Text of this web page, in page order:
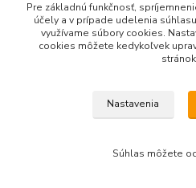
KRBOVÉ - KACHLE - KRBY.SK
rbobchodsk@gmail.com
Pre základnú funkčnosť,
účely a v prípade udelenia
využívame súbory cookies.
cookies môžete kedykoľvek
Nastavenia
Súhlas môžete